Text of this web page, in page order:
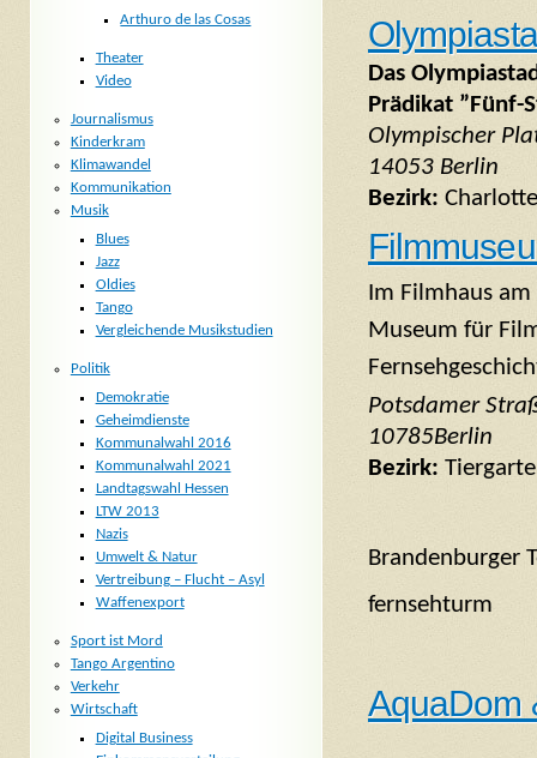
Das
Prädikat ”Fünf-
Olympischer
14053 Berlin
Bezirk:
Im Filmhaus
Museum für
Potsdamer
10785Berlin
Bezirk:
Brandenburger
fernsehturm
AquaDom
Arthuro de las Cosas
Theater
Video
Journalismus
Kinderkram
Klimawandel
Kommunikation
Musik
Blues
Jazz
Oldies
Tango
Vergleichende Musikstudien
Politik
Demokratie
Geheimdienste
Kommunalwahl 2016
Kommunalwahl 2021
Landtagswahl Hessen
LTW 2013
Nazis
Umwelt & Natur
Vertreibung – Flucht – Asyl
Waffenexport
Sport ist Mord
Tango Argentino
Verkehr
Wirtschaft
Digital Business